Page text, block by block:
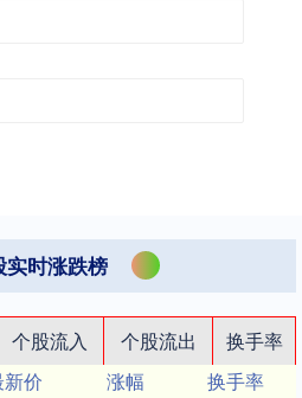
实时涨跌榜
个股流入 个股流出
换手率
价 涨幅
换手率